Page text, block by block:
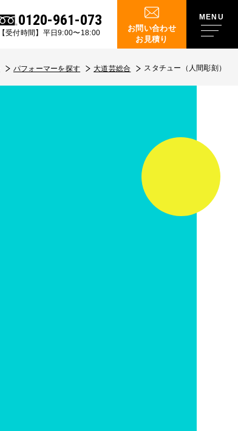
0120-961-073
【受付時間】平日9:00〜18:00
お問い合わせ
お見積り
パフォーマーを探す 大道芸総合 スタチュー（人間彫刻）